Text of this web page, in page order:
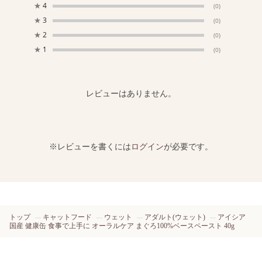
★ 4 (0)
★ 3 (0)
★ 2 (0)
★ 1 (0)
レビューはありません。
※レビューを書くにはログインが必要です。
トップ キャットフード ウェット アダルト(ウェット)
アイシア
国産 健康缶 食事で上手に オーラルケア まぐろ100%ベースペースト 40g